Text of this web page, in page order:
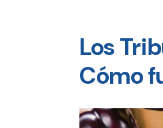
Los
Cómo